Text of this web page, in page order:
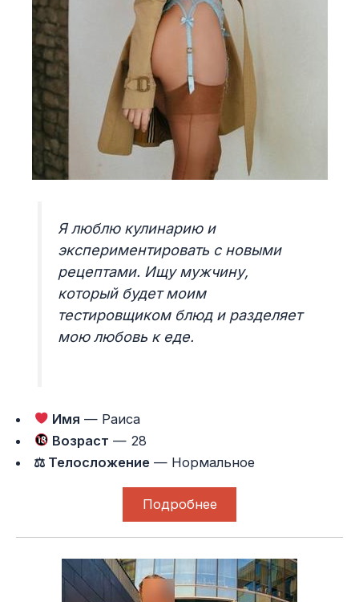
Я люблю кулинарию и
экспериментировать с новыми
рецептами. Ищу мужчину,
который будет моим
тестировщиком блюд и разделяет
мою любовь к еде.
Имя — Раиса
Возраст — 28
⚖ Телосложение — Нормальное
Подробнее